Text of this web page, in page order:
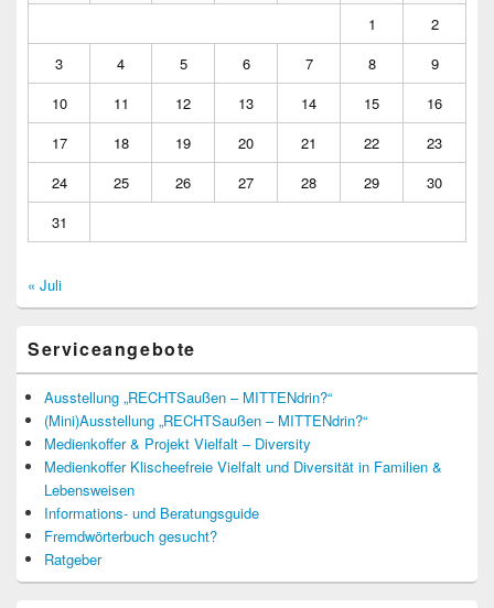
1
2
3
4 5 6 7 8
9
10
11 12 13 14 15
16
17
18 19 20 21 22
23
24
25 26 27 28 29
30
31
« Juli
Serviceangebote
Ausstellung „RECHTSaußen – MITTENdrin?“
(Mini)Ausstellung „RECHTSaußen – MITTENdrin?“
Medienkoffer & Projekt Vielfalt – Diversity
Medienkoffer Klischeefreie Vielfalt und Diversität in Familien &
Lebensweisen
Informations- und Beratungsguide
Fremdwörterbuch gesucht?
Ratgeber